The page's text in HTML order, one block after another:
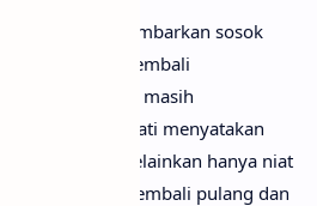
menggambarkan sosok
membangun kembali
masa lalu yang masih
rendah hati menyatakan
janji kosong, melainkan hanya niat
alasan si dia kembali pulang dan